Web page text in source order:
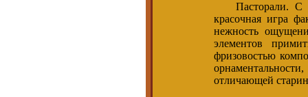
Пасторали. С
красочная игра
нежность
элементов
фризовостью
отличающей